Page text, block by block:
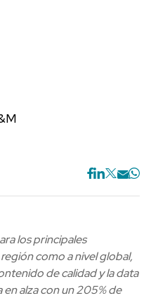
los principales
como a nivel global,
de calidad y la data
alza con un 205% de